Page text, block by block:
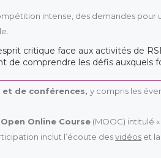
intense, des demandes
critique face aux activités de
de comprendre les défis auxquels
et de conférences,y compris les
Online Course (MOOC) intitulé
inclut l’écoute desvidéos et la